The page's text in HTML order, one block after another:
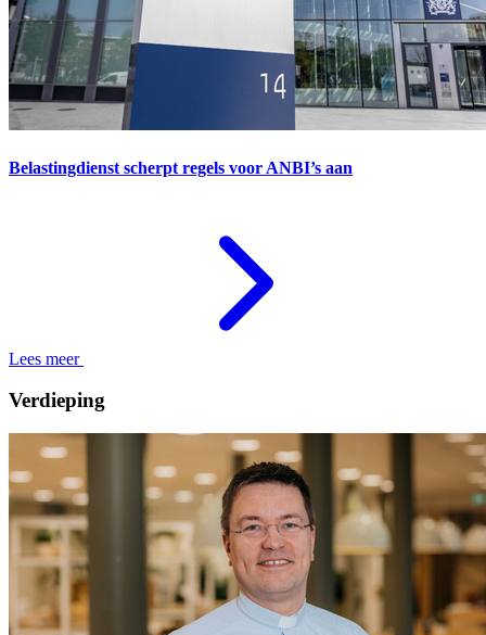
Belastingdienst scherpt regels voor ANBI’s aan
Lees meer
Verdieping